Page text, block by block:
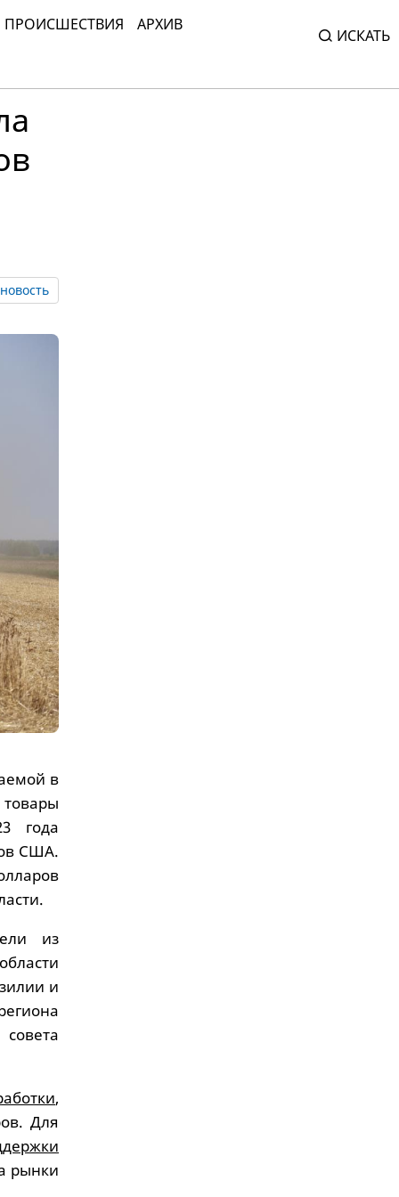
ПРОИСШЕСТВИЯ АРХИВ
ИСКАТЬ
в
года
США.
из
и
,
Для
рынки